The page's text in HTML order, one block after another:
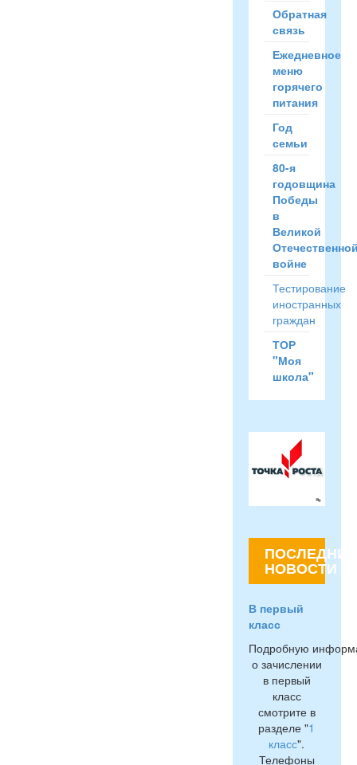
Обратная
связь
Ежедневное
меню
горячего
питания
Год
семьи
80-я
годовщина
Победы
в
Великой
войне
Тестирование
иностранных
граждан
ТОР
"Моя
школа"
ПОСЛЕДНИЕ
НОВОСТИ
В первый
класс
Подробную
о зачислении
в первый
класс
смотрите в
разделе "1
класс".
Телефоны